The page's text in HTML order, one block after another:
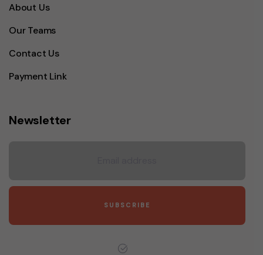
About Us
Our Teams
Contact Us
Payment Link
Newsletter